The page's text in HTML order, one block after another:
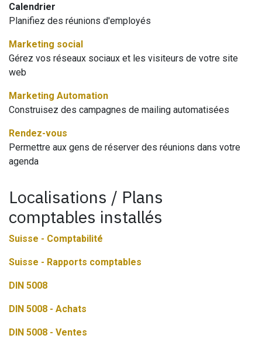
Calendrier
Planifiez des réunions d'employés
Marketing social
Gérez vos réseaux sociaux et les visiteurs de votre site
web
Marketing Automation
Construisez des campagnes de mailing automatisées
Rendez-vous
Permettre aux gens de réserver des réunions dans votre
agenda
Localisations / Plans
comptables installés
Suisse - Comptabilité
Suisse - Rapports comptables
DIN 5008
DIN 5008 - Achats
DIN 5008 - Ventes